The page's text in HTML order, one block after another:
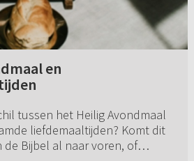
en
tussen het Heilig Avondmaal
liefdemaaltijden? Komt dit
de Bijbel al naar voren, of